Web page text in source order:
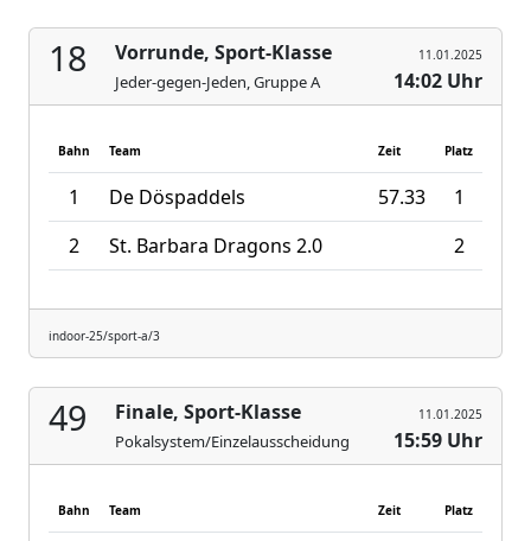
18 Vorrunde, Sport-Klasse
Jeder-gegen-Jeden, Gruppe A
11.01.2025
14:02 Uhr
Bahn Team Zeit Platz
1 De Döspaddels 57.33
1
2
St. Barbara Dragons 2.0 2
indoor-25/sport-a/3
49 Finale, Sport-Klasse
Pokalsystem/Einzelausscheidung
11.01.2025
15:59 Uhr
Bahn Team Zeit Platz